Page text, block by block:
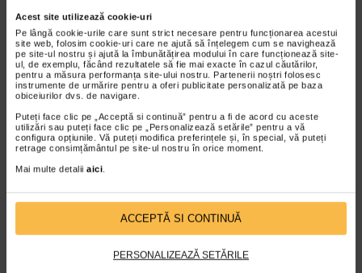
Acest site utilizează cookie-uri
Pe lângă cookie-urile care sunt strict necesare pentru funcționarea acestui
site web, folosim cookie-uri care ne ajută să înțelegem cum se navighează
pe site-ul nostru și ajută la îmbunătățirea modului în care funcționează site-
ul, de exemplu, făcând rezultatele să fie mai exacte în cazul căutărilor,
pentru a măsura performanța site-ului nostru. Partenerii noștri folosesc
instrumente de urmărire pentru a oferi publicitate personalizată pe baza
obiceiurilor dvs. de navigare.
Puteți face clic pe „Acceptă si continuă” pentru a fi de acord cu aceste
utilizări sau puteți face clic pe „Personalizează setările” pentru a vă
configura opțiunile. Vă puteți modifica preferințele și, în special, vă puteți
retrage consimțământul pe site-ul nostru în orice moment.
Mai multe detalii aici.
ACCEPTĂ SI CONTINUĂ
PERSONALIZEAZĂ SETĂRILE
emotionala cuprinde cateva abilitati:…
Timp de citire:4 minute, 39 secunde 6 august 2026
Enurezis: cauze, factori declansatori si solutii
Sistem urinar
Enurezisul este termenul medical pentru
pierderea accidentala de urina, de obicei in
timpul somnului. Este o afectiune frecventa
atat in randul copiilor, cat si al adultilor.
Enurezisul este considerat…
Senzatia de prea plin: cand indica o afectiune si
cum o tratati
Boli ale sistemului digestiv
Multi oameni au experimentat macar o data
dupa masa o senzatie de prea plin, chiar si